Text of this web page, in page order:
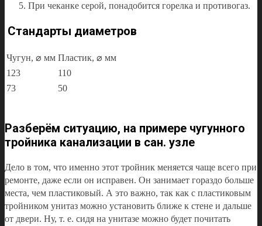
При чеканке серой, понадобится горелка и противогаз.
Стандарты диаметров
Чугун, ⌀ мм Пластик, ⌀ мм
123
110
73
50
Разберём ситуацию, на примере чугунного
тройника канализации в сан. узле
Дело в том, что именно этот тройник меняется чаще всего при
ремонте, даже если он исправен. Он занимает гораздо больше
места, чем пластиковый. А это важно, так как с пластиковым
тройником унитаз можно установить ближе к стене и дальше
от двери. Ну, т. е. сидя на унитазе можно будет почитать